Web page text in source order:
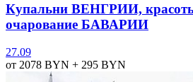
Купальни ВЕНГРИИ,
очарование БАВАРИИ
27.09
от 2078 BYN + 295 BYN